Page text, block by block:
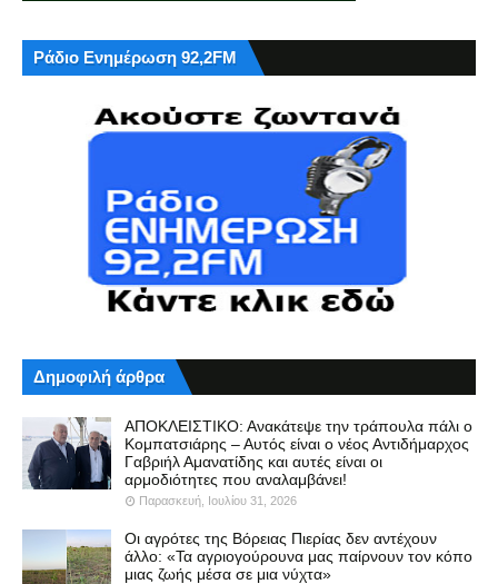
Ράδιο Ενημέρωση 92,2FM
Δημοφιλή άρθρα
ΑΠΟΚΛΕΙΣΤΙΚΟ: Ανακάτεψε την τράπουλα πάλι ο
Κομπατσιάρης – Αυτός είναι ο νέος Αντιδήμαρχος
Γαβριήλ Αμανατίδης και αυτές είναι οι
αρμοδιότητες που αναλαμβάνει!
Παρασκευή, Ιουλίου 31, 2026
Οι αγρότες της Βόρειας Πιερίας δεν αντέχουν
άλλο: «Τα αγριογούρουνα μας παίρνουν τον κόπο
μιας ζωής μέσα σε μια νύχτα»